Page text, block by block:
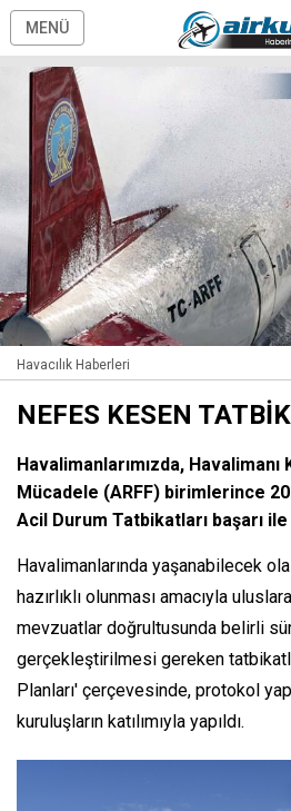
MENÜ
Havacılık Haberleri
NEFES KESEN
Havalimanlarımızda,
Mücadele (ARFF) birimlerince
Acil Durum Tatbikatları başarı
Havalimanlarında yaşanabilecek
hazırlıklı olunması amacıyla
mevzuatlar doğrultusunda belirli
gerçekleştirilmesi gereken
Planları' çerçevesinde, protokol
kuruluşların katılımıyla yapıldı.